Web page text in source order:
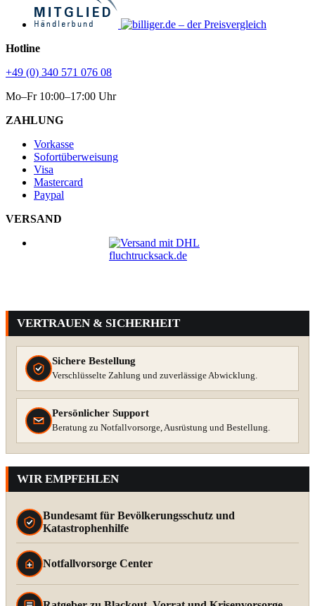
Hotline
+49 (0) 340 571 076 08
Mo–Fr 10:00–17:00 Uhr
ZAHLUNG
Vorkasse
Sofortüberweisung
Visa
Mastercard
Paypal
VERSAND
VERTRAUEN & SICHERHEIT
Sichere Bestellung
Verschlüsselte Zahlung und zuverlässige Abwicklung.
Persönlicher Support
Beratung zu Notfallvorsorge, Ausrüstung und Bestellung.
WIR EMPFEHLEN
Bundesamt für Bevölkerungsschutz und
Katastrophenhilfe
Notfallvorsorge Center